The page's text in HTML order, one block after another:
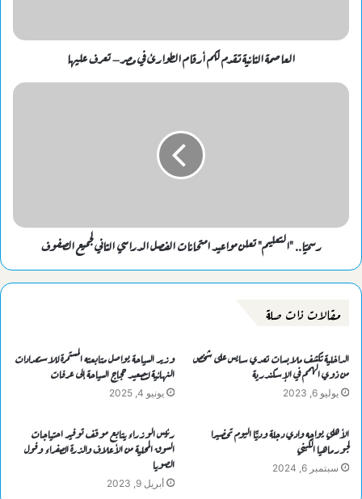
العاصمة الثانية تقدم لكم أرقام الطوارئ في مصر– تعرف عليها
رسميًا.. "التعليم" تعلن مواعيد امتحانات الفصل الدراسي الثاني لجميع الصفوف
مقالات ذات صلة
الداخلية تكشف ملابسات تعدي سايس على شخص
من ذوي الهمم في الإسكندرية
يوليو 6, 2023
وزير السياحة يواصل متابعته المستمرة للاستعدادات
النهائية لتصعيد حجاج السياحة إلى عرفات
يونيو 4, 2025
الأهلي يواجه وادي دجلة وديًّا اليوم تحضيرا
لجورماهيا الكيني
سبتمبر 6, 2024
رئيس الوزراء يتابع موقف توفير احتياجات
السوق المحلية من الأعلاف والذرة الصفراء وفول
الصويا
أبريل 9, 2023